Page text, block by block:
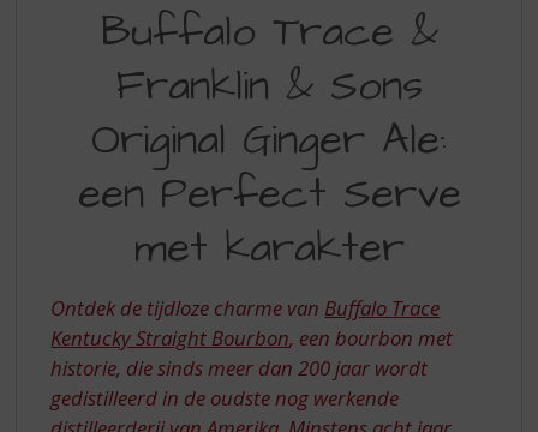
TRACE
FRANKLIN
SONS
ORIGINAL
GINGER
PERFECT
SERVE
MET
KARAKTER
Buffalo Trace &
Franklin & Sons
Original Ginger Ale:
een Perfect Serve
met karakter
Ontdek de tijdloze charme van Buffalo Trace
Kentucky Straight Bourbon, een bourbon met
historie, die sinds meer dan 200 jaar wordt
gedistilleerd in de oudste nog werkende